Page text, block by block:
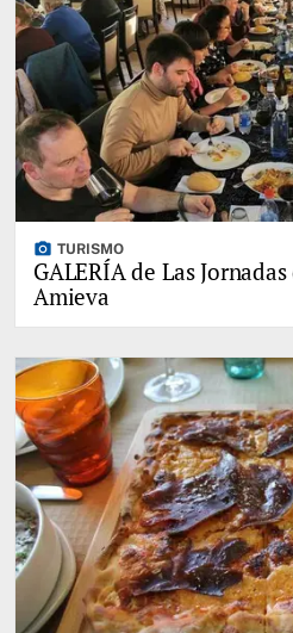
photo_camera TURISMO
GALERÍA de Las
Amieva